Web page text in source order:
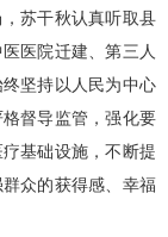
苏干秋认真听取县
医院迁建、第三人
坚持以人民为中心
督导监管，强化要
基础设施，不断提
众的获得感、幸福